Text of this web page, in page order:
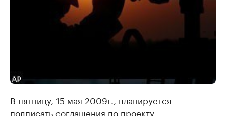
В пятницу, 15 мая 2009г., планируется
подписать соглашения по проекту